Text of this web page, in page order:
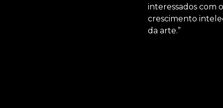
interessados com
crescimento
da arte.”